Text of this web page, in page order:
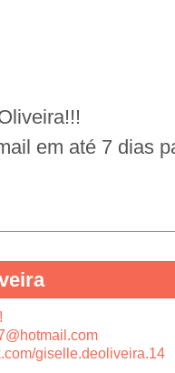
em até 7 dias
giselle.deoliveira.14